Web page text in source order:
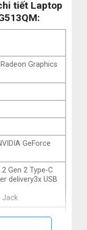
tiết Laptop
Graphics
GeForce
Gen 2 Type-C
delivery3x USB
Jack